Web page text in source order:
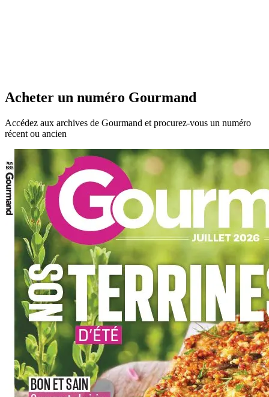
Acheter un numéro Gourmand
Accédez aux archives de Gourmand et procurez-vous un numéro
récent ou ancien